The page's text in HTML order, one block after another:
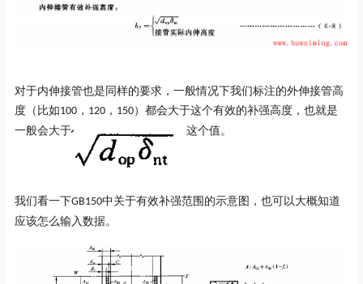
对于内伸接管也是同样的要求，一般情况下我们标注的外伸接管高
度（比如100 ， 120 ， 150）都会大于这个有效的补强高度，也就是
一般会大于
这个值。
我们看一下GB150中关于有效补强范围的示意图，也可以大概知道
应该怎么输入数据。